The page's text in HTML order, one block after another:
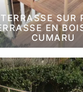
SUR
EN
CUMARU